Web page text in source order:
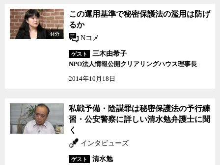
44分
この運用基準で秘密保護法の濫用は防げ
るか
Nコメ
ゲスト
三木由希子
NPO法人情報公開クリアリングハウス理事長
2014年10月18日
私戦予備・陰謀罪は秘密保護法の予行練
習・公安警察に詳しい清水勉弁護士に聞
く
インタビューズ
ゲスト
清水勉